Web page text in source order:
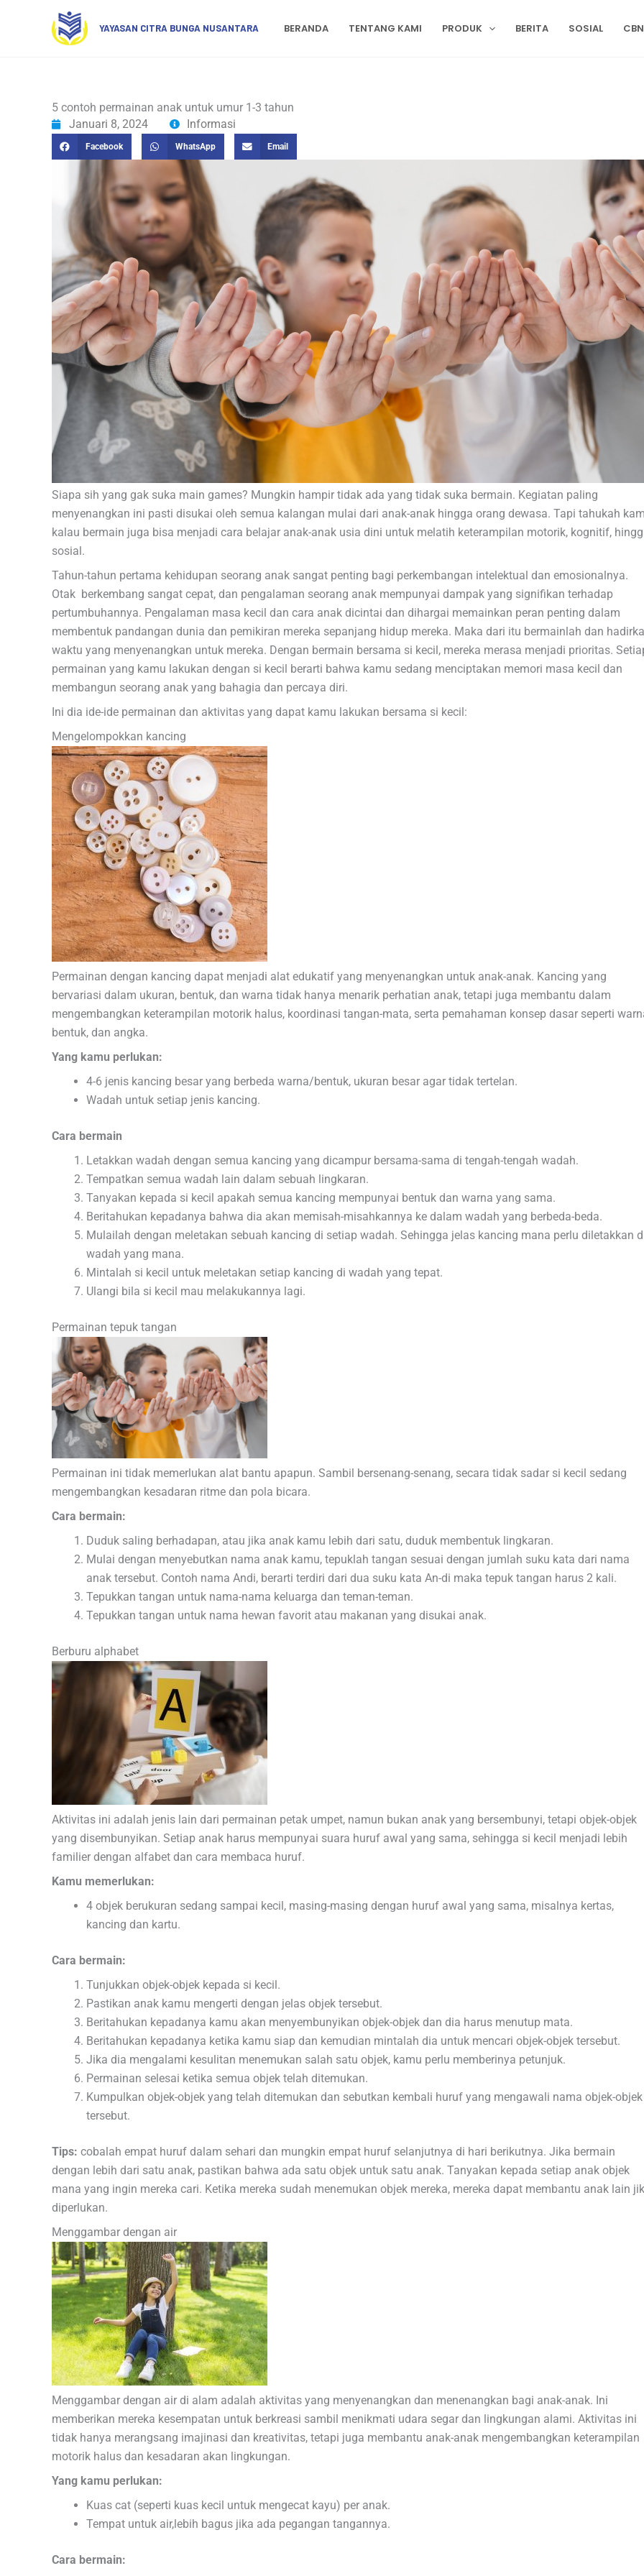
YAYASAN CITRA BUNGA NUSANTARA BERANDA TENTANG KAMI PRODUK BERITA SOSIAL
5 contoh permainan anak untuk umur 1-3 tahun
Januari 8, 2024
Informasi
Facebook WhatsApp Email
Siapa sih yang gak suka main games? Mungkin hampir tidak ada yang tidak suka bermain. Kegiatan paling
menyenangkan ini pasti disukai oleh semua kalangan mulai dari anak-anak hingga orang dewasa. Tapi tahukah
kalau bermain juga bisa menjadi cara belajar anak-anak usia dini untuk melatih keterampilan motorik, kognitif,
sosial.
Tahun-tahun pertama kehidupan seorang anak sangat penting bagi perkembangan intelektual dan emosionalnya.
Otak berkembang sangat cepat, dan pengalaman seorang anak mempunyai dampak yang signifikan terhadap
pertumbuhannya. Pengalaman masa kecil dan cara anak dicintai dan dihargai memainkan peran penting dalam
membentuk pandangan dunia dan pemikiran mereka sepanjang hidup mereka. Maka dari itu bermainlah dan
waktu yang menyenangkan untuk mereka. Dengan bermain bersama si kecil, mereka merasa menjadi prioritas.
permainan yang kamu lakukan dengan si kecil berarti bahwa kamu sedang menciptakan memori masa kecil dan
membangun seorang anak yang bahagia dan percaya diri.
Ini dia ide-ide permainan dan aktivitas yang dapat kamu lakukan bersama si kecil:
Mengelompokkan kancing
Permainan dengan kancing dapat menjadi alat edukatif yang menyenangkan untuk anak-anak. Kancing yang
bervariasi dalam ukuran, bentuk, dan warna tidak hanya menarik perhatian anak, tetapi juga membantu dalam
mengembangkan keterampilan motorik halus, koordinasi tangan-mata, serta pemahaman konsep dasar seperti
bentuk, dan angka.
Yang kamu perlukan:
4-6 jenis kancing besar yang berbeda warna/bentuk, ukuran besar agar tidak tertelan.
Wadah untuk setiap jenis kancing.
Cara bermain
Letakkan wadah dengan semua kancing yang dicampur bersama-sama di tengah-tengah wadah.
Tempatkan semua wadah lain dalam sebuah lingkaran.
Tanyakan kepada si kecil apakah semua kancing mempunyai bentuk dan warna yang sama.
Beritahukan kepadanya bahwa dia akan memisah-misahkannya ke dalam wadah yang berbeda-beda.
Mulailah dengan meletakan sebuah kancing di setiap wadah. Sehingga jelas kancing mana perlu diletakkan
wadah yang mana.
Mintalah si kecil untuk meletakan setiap kancing di wadah yang tepat.
Ulangi bila si kecil mau melakukannya lagi.
Permainan tepuk tangan
Permainan ini tidak memerlukan alat bantu apapun. Sambil bersenang-senang, secara tidak sadar si kecil sedang
mengembangkan kesadaran ritme dan pola bicara.
Cara bermain:
Duduk saling berhadapan, atau jika anak kamu lebih dari satu, duduk membentuk lingkaran.
Mulai dengan menyebutkan nama anak kamu, tepuklah tangan sesuai dengan jumlah suku kata dari nama
anak tersebut. Contoh nama Andi, berarti terdiri dari dua suku kata An-di maka tepuk tangan harus 2 kali.
Tepukkan tangan untuk nama-nama keluarga dan teman-teman.
Tepukkan tangan untuk nama hewan favorit atau makanan yang disukai anak.
Berburu alphabet
Aktivitas ini adalah jenis lain dari permainan petak umpet, namun bukan anak yang bersembunyi, tetapi objek-objek
yang disembunyikan. Setiap anak harus mempunyai suara huruf awal yang sama, sehingga si kecil menjadi lebih
familier dengan alfabet dan cara membaca huruf.
Kamu memerlukan:
4 objek berukuran sedang sampai kecil, masing-masing dengan huruf awal yang sama, misalnya kertas,
kancing dan kartu.
Cara bermain:
Tunjukkan objek-objek kepada si kecil.
Pastikan anak kamu mengerti dengan jelas objek tersebut.
Beritahukan kepadanya kamu akan menyembunyikan objek-objek dan dia harus menutup mata.
Beritahukan kepadanya ketika kamu siap dan kemudian mintalah dia untuk mencari objek-objek tersebut.
Jika dia mengalami kesulitan menemukan salah satu objek, kamu perlu memberinya petunjuk.
Permainan selesai ketika semua objek telah ditemukan.
Kumpulkan objek-objek yang telah ditemukan dan sebutkan kembali huruf yang mengawali nama objek-objek
tersebut.
Tips: cobalah empat huruf dalam sehari dan mungkin empat huruf selanjutnya di hari berikutnya. Jika bermain
dengan lebih dari satu anak, pastikan bahwa ada satu objek untuk satu anak. Tanyakan kepada setiap anak objek
mana yang ingin mereka cari. Ketika mereka sudah menemukan objek mereka, mereka dapat membantu anak lain
diperlukan.
Menggambar dengan air
Menggambar dengan air di alam adalah aktivitas yang menyenangkan dan menenangkan bagi anak-anak. Ini
memberikan mereka kesempatan untuk berkreasi sambil menikmati udara segar dan lingkungan alami. Aktivitas ini
tidak hanya merangsang imajinasi dan kreativitas, tetapi juga membantu anak-anak mengembangkan keterampilan
motorik halus dan kesadaran akan lingkungan.
Yang kamu perlukan:
Kuas cat (seperti kuas kecil untuk mengecat kayu) per anak.
Tempat untuk air,lebih bagus jika ada pegangan tangannya.
Cara bermain: